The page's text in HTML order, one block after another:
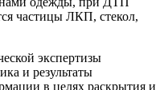
частицы ЛКП, стекол,
экспертизы
и результаты
в целях раскрытия и